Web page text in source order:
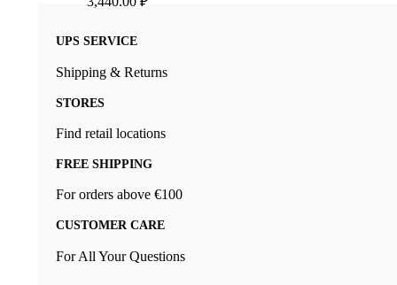
UPS SERVICE
Shipping & Returns
STORES
Find retail locations
FREE SHIPPING
For orders above €100
CUSTOMER CARE
For All Your Questions